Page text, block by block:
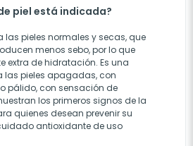
piel está indicada?
pieles normales y secas, que
menos sebo, por lo que
extra de hidratación. Es una
las pieles apagadas, con
pálido, con sensación de
los primeros signos de la
quienes desean prevenir su
antioxidante de uso